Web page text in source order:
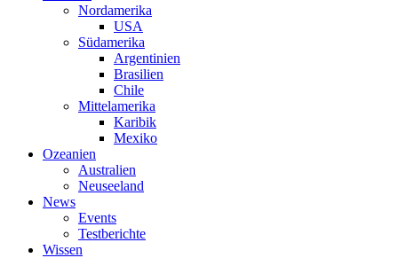
Nordamerika
USA
Südamerika
Argentinien
Brasilien
Chile
Mittelamerika
Karibik
Mexiko
Ozeanien
Australien
Neuseeland
News
Events
Testberichte
Wissen